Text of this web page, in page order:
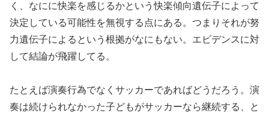
く、なにに快楽を感じるかという快楽傾向遺伝子によって
決定している可能性を無視する点にある。つまりそれが努
力遺伝子によるという根拠がなにもない。エビデンスに対
して結論が飛躍してる。
たとえば演奏行為でなくサッカーであればどうだろう。演
奏は続けられなかった子どもがサッカーなら継続する、と